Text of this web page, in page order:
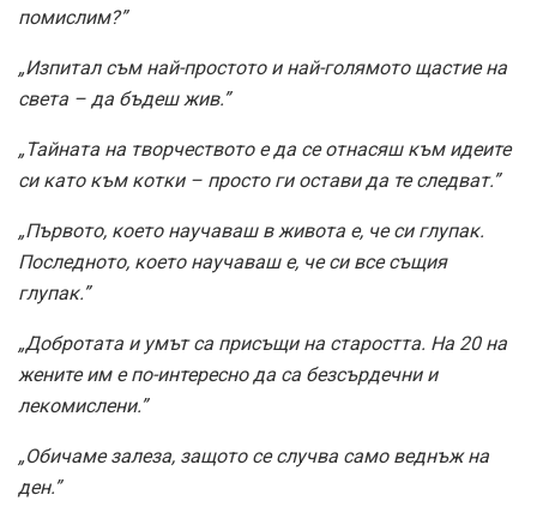
помислим?”
„Изпитал съм най-простото и най-голямото щастие на
света – да бъдеш жив.”
„Тайната на творчеството е да се отнасяш към идеите
си като към котки – просто ги остави да те следват.”
„Първото, което научаваш в живота е, че си глупак.
Последното, което научаваш е, че си все същия
глупак.”
„Добротата и умът са присъщи на старостта. На 20 на
жените им е по-интересно да са безсърдечни и
лекомислени.”
„Обичаме залеза, защото се случва само веднъж на
ден.”